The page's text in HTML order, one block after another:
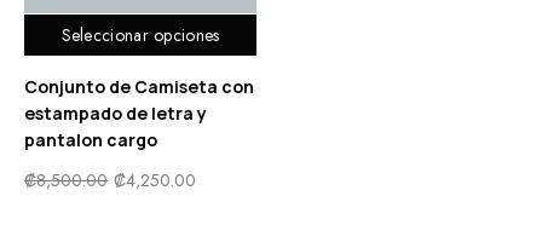
Seleccionar opciones
Conjunto de Camiseta con
estampado de letra y
pantalon cargo
₡8,500.00 ₡4,250.00